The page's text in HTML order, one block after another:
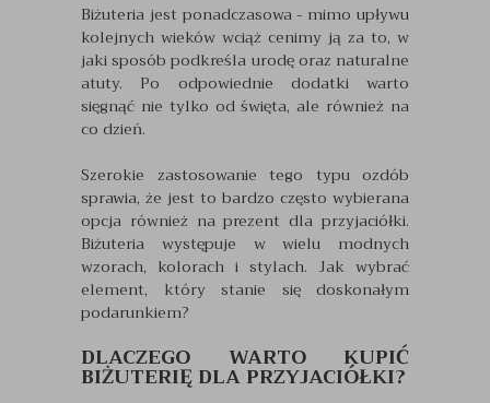
Biżuteria jest ponadczasowa - mimo upływu
kolejnych wieków wciąż cenimy ją za to, w
jaki sposób podkreśla urodę oraz naturalne
atuty. Po odpowiednie dodatki warto
sięgnąć nie tylko od święta, ale również na
co dzień.
Szerokie zastosowanie tego typu ozdób
sprawia, że jest to bardzo często wybierana
opcja również na prezent dla przyjaciółki.
Biżuteria występuje w wielu modnych
wzorach, kolorach i stylach. Jak wybrać
element, który stanie się doskonałym
podarunkiem?
DLACZEGO WARTO KUPIĆ
BIŻUTERIĘ DLA PRZYJACIÓŁKI?